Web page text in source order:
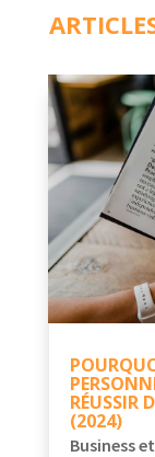
RÉUSSIR
(2024)
Business